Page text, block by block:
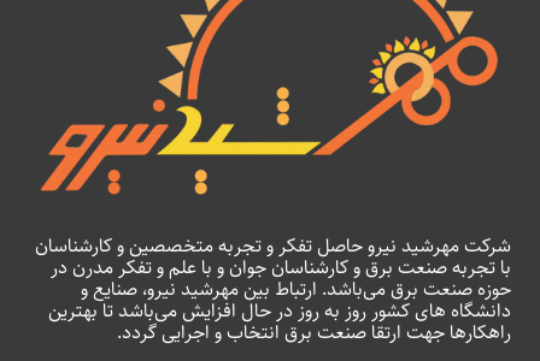
شرکت مهرشید نیرو حاصل تفکر و تجربه متخصصین و کارشناسان
با تجربه صنعت برق و کارشناسان جوان و با علم و تفکر مدرن در
حوزه صنعت برق می‌باشد. ارتباط بین مهرشید نیرو، صنایع و
دانشگاه های کشور روز به روز در حال افزایش می‌باشد تا بهترین
راهکارها جهت ارتقا صنعت برق انتخاب و اجرایی گردد.